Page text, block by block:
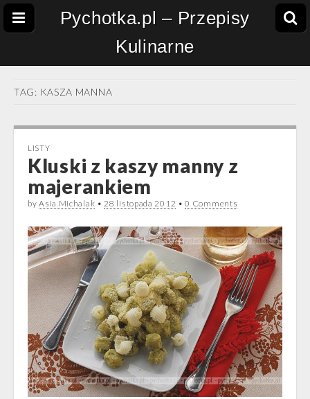
Pychotka.pl – Przepisy
Kulinarne
TAG: KASZA MANNA
LISTY
Kluski z kaszy manny z
majerankiem
byAsia Michalak •28 listopada 2012 •0 Comments